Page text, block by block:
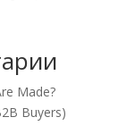
Made?
Buyers)